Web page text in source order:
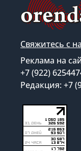
Свяжитесь с
Реклама на
+7 (922)
Редакция: +7